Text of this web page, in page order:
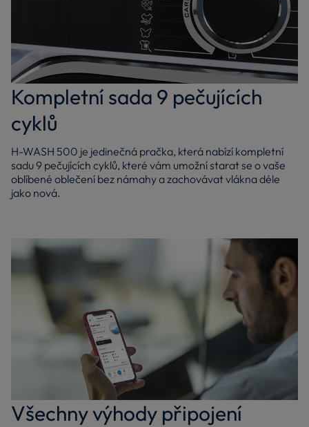
Kompletní sada 9 pečujících
cyklů
H-WASH 500 je jedinečná pračka, která nabízí kompletní
sadu 9 pečujících cyklů, které vám umožní starat se o vaše
oblíbené oblečení bez námahy a zachovávat vlákna déle
jako nová.
Všechny výhody připojení